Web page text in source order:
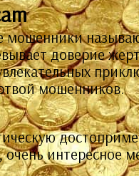
мошенники
доверие
мошенников.
интересное